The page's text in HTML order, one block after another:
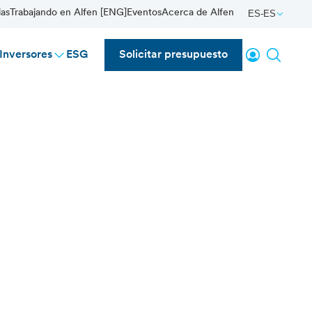
Trabajando en Alfen [ENG] EventosAcerca de Alfen ES-ES
Inversores ESG Solicitar presupuesto
Inicio de